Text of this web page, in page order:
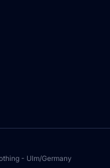
- Ulm/Germany